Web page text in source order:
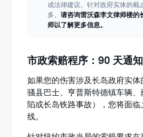
成法律建议。针对政府实体的截
多。请咨询雷沃森李文律师楼的
师以了解更多信息。
市政索赔程序：90 天通
如果您的伤害涉及长岛政府实
骚县巴士、亨普斯特德镇车辆
陷或长岛铁路事故），您将面临
线。